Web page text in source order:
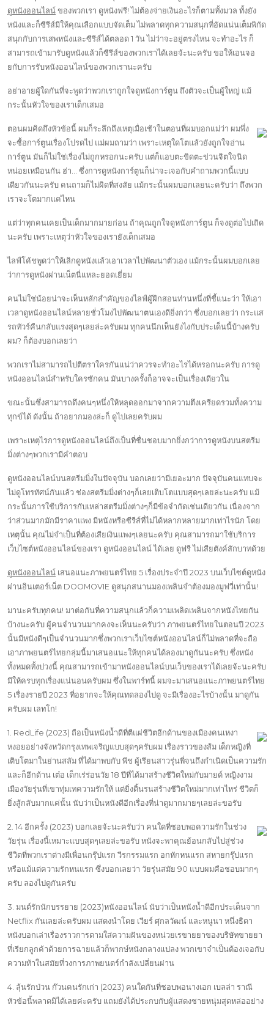
ดูหนังออนไลน์ ของพวกเรา ดูหนังฟรี! ไม่ต้องจ่ายเงินอะไรก็ตามทั้งมวล ทั้งยัง
หนังและก็ซีรีส์มีให้คุณเลือกแบบจัดเต็ม ไม่พลาดทุกความสนุกที่อัดแน่นเต็มพิกัด
สนุกกับการเสพหนังและซีรีส์ได้ตลอด 1 วัน ไม่ว่าจะอยู่ตรงไหน จะทำอะไร ก็
สามารถเข้ามารับดูหนังแล้วก็ซีรีส์ของพวกเราได้เลยจ้ะนะครับ ขอให้เอนจอ
ยกับการรับหนังออนไลน์ของพวกเรานะครับ
อย่าอายผู้ใดกันที่จะพูดว่าพวกเราถูกใจดูหนังการ์ตูน ถึงตัวจะเป็นผู้ใหญ่ แม้
กระนั้นหัวใจของเราเด็กเสมอ
ตอนผมคิดถึงหัวข้อนี้ ผมก็ระลึกถึงเหตุเมื่อเช้าในตอนที่ผมบอกแม่ว่า ผมพึ่ง
จะซื้อการ์ตูนเรื่องโปรดไป แม่ผมถามว่า เพราะเหตุใดโตแล้วยังถูกใจอ่าน
การ์ตูน มันก็ไม่ใช่เรื่องไม่ถูกหรอกนะครับ แต่ก็แอบตะขิดตะข่วนจิตใจนิด
หน่อยเหมือนกัน ฮ่า… ซึ่งการดูหนังการ์ตูนก็น่าจะเจอกับคำถามพวกนี้แบบ
เดียวกันนะครับ คนถามก็ไม่ผิดที่สงสัย แม้กระนั้นผมบอกเลยนะครับว่า ถึงพวก
เราจะโตมากแค่ไหน
แต่ว่าทุกคนเคยเป็นเด็กมากมายก่อน ถ้าคุณถูกใจดูหนังการ์ตูน ก็จงดูต่อไปเถิด
นะครับ เพราะเหตุว่าหัวใจของเรายังเด็กเสมอ
ไลฟ์โค้ชพูดว่าให้เลิกดูหนังแล้วเอาเวลาไปพัฒนาตัวเอง แม้กระนั้นผมบอกเลย
ว่าการดูหนังผ่านเน็ตนี่แหละยอดเยี่ยม
คนไม่ใช่น้อยน่าจะเห็นหลักสำคัญของไลฟ์ผู้ฝึกสอนท่านหนึ่งที่ชี้แนะว่า ให้เอา
เวลาดูหนังออนไลน์หลายชั่วโมงไปพัฒนาตนเองดียิ่งกว่า ซึ่งบอกเลยว่า กระแส
รถทัวร์คืนกลับแรงสุดๆเลยล่ะครับผม ทุกคนนึกเห็นยังไงกับประเด็นนี้บ้างครับ
ผม? ก็ต้องบอกเลยว่า
พวกเราไม่สามารถไปตีตราใครกันแน่ว่าควรจะทำอะไรได้หรอกนะครับ การดู
หนังออนไลน์สำหรับใครซักคน มันบางครั้งก็อาจจะเป็นเรื่องเดียวใน
ขณะนั้นซึ่งสามารถดึงคนๆหนึ่งให้หลุดออกมาจากความตึงเครียดรวมทั้งความ
ทุกข์ได้ ดังนั้น ถ้าอยากมองล่ะก็ ดูไปเลยครับผม
เพราะเหตุไรการดูหนังออนไลน์ถึงเป็นที่ชื่นชอบมากยิ่งกว่าการดูหนังบนสตรีม
มิ่งต่างๆพวกเรามีคำตอบ
ดูหนังออนไลน์บนสตรีมมิ่งในปัจจุบัน บอกเลยว่ามีเยอะมาก ปัจจุบันคนแทบจะ
ไม่ดูโทรทัศน์กันแล้ว ช่องสตรีมมิ่งต่างๆก็เลยเติบโตแบบสุดๆเลยล่ะนะครับ แม้
กระนั้นการใช้บริการกับเหล่าสตรีมมิ่งต่างๆก็มีข้อจำกัดเช่นเดียวกัน เนื่องจาก
ว่าส่วนมากมักมีราคาแพง มีหนังหรือซีรีส์ที่ไม่ได้หลากหลายมากเท่าไรนัก โดย
เหตุนั้น คุณไม่จำเป็นที่ต้องเสียเงินแพงๆเลยนะครับ คุณสามารถมาใช้บริการ
เว็บไซต์หนังออนไลน์ของเรา ดูหนังออนไลน์ ได้เลย ดูฟรี ไม่เสียตังค์สักบาทด้วย
ดูหนังออนไลน์ เสนอแนะภาพยนตร์ไทย 5 เรื่องประจำปี 2023 บนเว็บไซต์ดูหนัง
ผ่านอินเตอร์เน็ต DOOMOVIE ดูสนุกสนานมองเพลินจำต้องมองมูฟวี่เท่านั้น!
มานะครับทุกคน! มาต่อกันที่ความสนุกแล้วก็ความเพลิดเพลินจากหนังไทยกัน
บ้างนะครับ ผู้คนจำนวนมากคงจะเห็นนะครับว่า ภาพยนตร์ไทยในตอนปี 2023
นั้นมีหนังดีๆเป็นจำนวนมากซึ่งพวกเราเว็บไซต์หนังออนไลน์ก็ไม่พลาดที่จะถือ
เอาภาพยนตร์ไทยกลุ่มนี้มาเสนอแนะให้ทุกคนได้ลองมาดูกันนะครับ ซึ่งหนัง
ทั้งหมดทั้งปวงนี้ คุณสามารถเข้ามาหนังออนไลน์บนเว็บของเราได้เลยจ้ะนะครับ
มีให้ครบทุกเรื่องแน่นอนครับผม ซึ่งในพาร์ทนี้ ผมจะมาเสนอแนะภาพยนตร์ไทย
5 เรื่องรายปี 2023 ที่อยากจะให้คุณทดลองไปดู จะมีเรื่องอะไรบ้างนั้น มาดูกัน
ครับผม เลทโก!
1. RedLife (2023) ถือเป็นหนังน้ำดีที่ตีแผ่ชีวิตอีกด้านของเมืองคนเหงา
หงอยอย่างจังหวัดกรุงเทพเจริญแบบสุดๆครับผม เรื่องราวของส้ม เด็กหญิงที่
เติบโตมาในย่านสลัม ที่ได้มาพบกับ พีช ผู้เรียนสาวรุ่นพี่จนถึงกำเนิดเป็นความรัก
และก็อีกด้าน เต๋อ เด็กเร่ร่อนวัย 18 ปีที่ได้มาสร้างชีวิตใหม่กับมายด์ หญิงงาม
เมืองวัยรุ่นที่เขาทุ่มเทความรักให้ แต่ยิ่งดิ้นรนสร้างชีวิตใหม่มากเท่าไหร่ ชีวิตก็
ยิ่งสู้กลับมากแค่นั้น นับว่าเป็นหนังดีอีกเรื่องที่น่าดูมากมายๆเลยล่ะขอรับ
2. 14 อีกครั้ง (2023) บอกเลยจ้ะนะครับว่า คนใดที่ชอบพอความรักในช่วง
วัยรุ่น เรื่องนี้เหมาะแบบสุดๆเลยล่ะขอรับ หนังจะพาคุณย้อนกลับไปสู่ช่วง
ชีวิตที่พวกเราต่างมีเพื่อนกรุ๊ปแรก วีรกรรมแรก อกหักหนแรก สหายกรุ๊ปแรก
หรือแม้แต่ความรักหนแรก ซึ่งบอกเลยว่า วัยรุ่นสมัย 90 แบบผมคือชอบมากๆ
ครับ ลองไปดูกันครับ
3. มนต์รักนักบรรยาย (2023)หนังออนไลน์ นับว่าเป็นหนังน้ำดีอีกประเด็นจาก
Netflix กันเลยล่ะครับผม แสดงนำโดย เวียร์ ศุกลวัฒน์ และหนูนา หนึ่งธิดา
หนังบอกเล่าเรื่องราวการตามใส่ความฝันของหน่วยเรขายยาของบริษัทขายยา
ที่เรียกลูกค้าด้วยการฉายแล้วก็พากษ์หนังกลางแปลง พวกเขาจำเป็นต้องเจอกับ
ความท้าในสมัยที่วงการภาพยนตร์กำลังเปลี่ยนผ่าน
4. ลุ้นรักป่วน ก๊วนคนรักเก่า (2023) คนใดกันที่ชอบพอนางเอก เบลล่า ราณี
หัวข้อนี้พลาดมิได้เลยค่ะครับ แถมยังได้ประกบกับผู้แสดงชายหนุ่มสุดหล่ออย่าง